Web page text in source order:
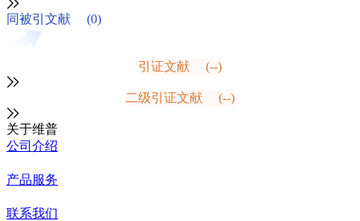
同被引文献 (0)
引证文献 (--)
二级引证文献 (--)
关于维普
公司介绍
产品服务
联系我们